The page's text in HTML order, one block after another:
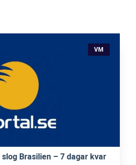
VM
slog Brasilien – 7 dagar kvar